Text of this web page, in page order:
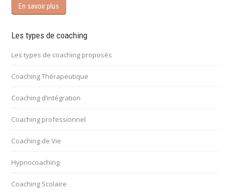
En savoir plus
Les types de coaching
Les types de coaching proposés
Coaching Thérapeutique
Coaching d’intégration
Coaching professionnel
Coaching de Vie
Hypnocoaching
Coaching Scolaire